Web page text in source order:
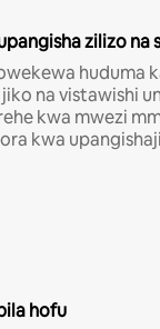
zilizo na
huduma
na vistawishi
kwa mwezi
kwa
hofu